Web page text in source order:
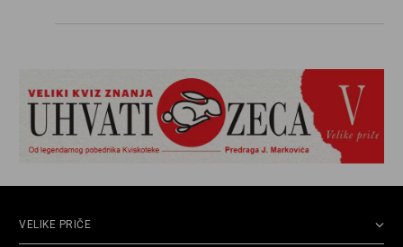
VELIKE PRIČE